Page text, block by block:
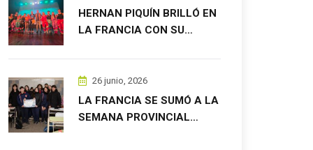
HERNAN PIQUÍN BRILLÓ EN
LA FRANCIA CON SU…
26 junio, 2026
LA FRANCIA SE SUMÓ A LA
SEMANA PROVINCIAL…